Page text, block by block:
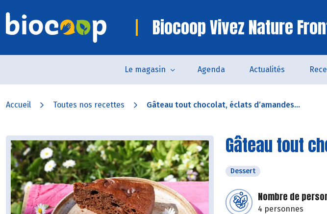
Biocoop Vivez Nature
Le magasin Agenda Actualités
Accueil Toutes nos recettes Gâteau tout chocolat, éclats d’amandes...
Gâteau tout
Dessert
Nombre de
4 personnes